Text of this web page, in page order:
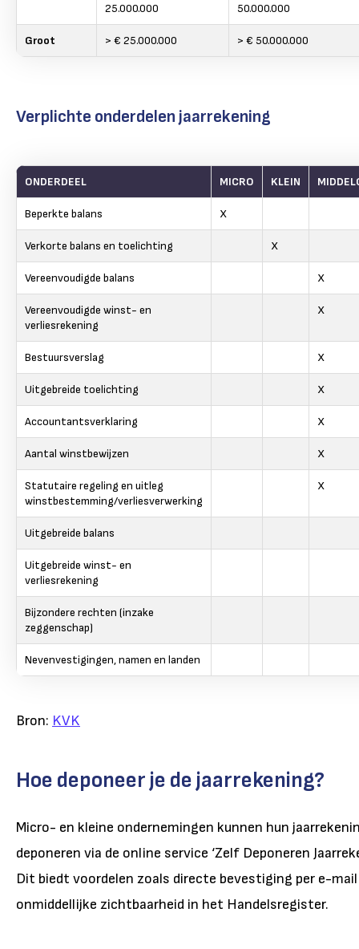
25.000.000 50.000.000
Groot > € 25.000.000 > € 50.000.000
Verplichte onderdelen jaarrekening
ONDERDEEL MICRO KLEIN
Beperkte balans X
Verkorte balans en toelichting X
Vereenvoudigde balans X
Vereenvoudigde winst- en
verliesrekening
X
Bestuursverslag X
Uitgebreide toelichting X
Accountantsverklaring X
Aantal winstbewijzen X
Statutaire regeling en uitleg
winstbestemming/verliesverwerking
X
Uitgebreide balans
Uitgebreide winst- en
verliesrekening
Bijzondere rechten (inzake
zeggenschap)
Nevenvestigingen, namen en landen
Bron: KVK
Hoe deponeer je de jaarrekening?
Micro- en kleine ondernemingen kunnen hun
deponeren via de online service ‘Zelf Deponeren
Dit biedt voordelen zoals directe bevestiging per e-
onmiddellijke zichtbaarheid in het Handelsregister.